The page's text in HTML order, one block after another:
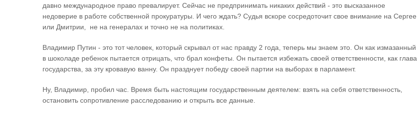
давно международное право превалирует. Сейчас не предпринимать никаких действий - это высказанное
недоверие в работе собственной прокуратуры. И чего ждать? Судья вскоре сосредоточит свое внимание на Сергее
или Дмитрии, не на генералах и точно не на политиках.
Владимир Путин - это тот человек, который скрывал от нас правду 2 года, теперь мы знаем это. Он как измазанный
в шоколаде ребенок пытается отрицать, что брал конфеты. Он пытается избежать своей ответственности, как глава
государства, за эту кровавую ванну. Он празднует победу своей партии на выборах в парламент.
Ну, Владимир, пробил час. Время быть настоящим государственным деятелем: взять на себя ответственность,
остановить сопротивление расследованию и открыть все данные.